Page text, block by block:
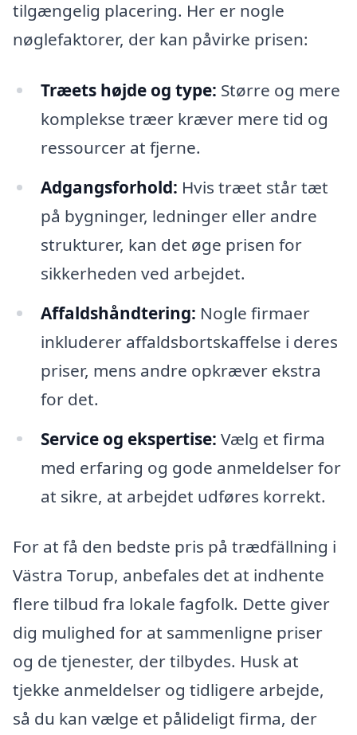
tilgængelig placering. Her er nogle
nøglefaktorer, der kan påvirke prisen:
Træets højde og type: Større og mere
komplekse træer kræver mere tid og
ressourcer at fjerne.
Adgangsforhold: Hvis træet står tæt
på bygninger, ledninger eller andre
strukturer, kan det øge prisen for
sikkerheden ved arbejdet.
Affaldshåndtering: Nogle firmaer
inkluderer affaldsbortskaffelse i deres
priser, mens andre opkræver ekstra
for det.
Service og ekspertise: Vælg et firma
med erfaring og gode anmeldelser for
at sikre, at arbejdet udføres korrekt.
For at få den bedste pris på trædfällning i
Västra Torup, anbefales det at indhente
flere tilbud fra lokale fagfolk. Dette giver
dig mulighed for at sammenligne priser
og de tjenester, der tilbydes. Husk at
tjekke anmeldelser og tidligere arbejde,
så du kan vælge et pålideligt firma, der